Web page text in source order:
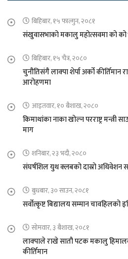
बिहिबार, १५ फाल्गुन, २०८१
संखुवासभाको मकालु महोत्सवमा को को
बिहिबार, १५ चैत्र, २०८०
चुनौतिसंगै लाक्पा शेर्पा अर्को
आरोहणमा
आइतवार, १० बैशाख, २०८०
किमाथांका नाका खोल्न परराष्ट्र
माग
शनिबार, २३ भदौ, २०८०
संघर्षशिल युथ क्लबको दास्रो अधिवेशन
बुधबार, ३० साउन, २०८१
सर्वोत्कृष्ट बिद्यालय सम्मान
सोमवार, ३ बैशाख, २०८१
लाक्पाले राखे सातौ पटक मकालु
कीर्तिमान